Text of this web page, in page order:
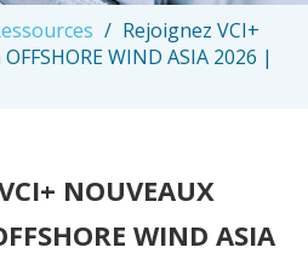
/ Rejoignez VCI+
WIND ASIA 2026 |
NOUVEAUX
WIND ASIA